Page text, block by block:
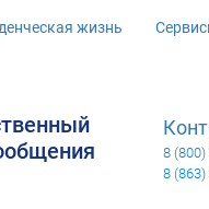
жизнь
8 (800)
8 (863)